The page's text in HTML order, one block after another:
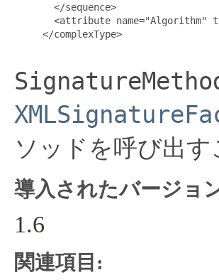
       </sequence>
<attribute name="Algorithm"
     </complexType>
ソッドを呼び出
導入されたバージョ
1.6
関連項目: